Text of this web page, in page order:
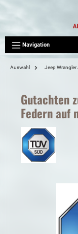
Navigation
Auswahl Jeep
Gutachten
Federn auf